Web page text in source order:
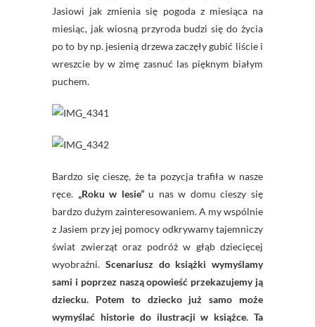
Jasiowi jak zmienia się pogoda z miesiąca na
miesiąc, jak wiosną przyroda budzi się do życia
po to by np. jesienią drzewa zaczęły gubić liście i
wreszcie by w zimę zasnuć las pięknym białym
puchem.
Bardzo się cieszę, że ta pozycja trafiła w nasze
ręce. „Roku w lesie”u nas w domu cieszy się
bardzo dużym zainteresowaniem. A my wspólnie
z Jasiem przy jej pomocy odkrywamy tajemniczy
świat zwierząt oraz podróż w głąb dziecięcej
wyobraźni. Scenariusz do książki wymyślamy
sami i poprzez naszą opowieść przekazujemy ją
dziecku. Potem to dziecko już samo może
wymyślać historie do ilustracji w książce. Ta